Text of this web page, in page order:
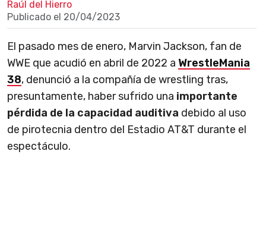
Raúl del Hierro
Publicado el 20/04/2023
El pasado mes de enero, Marvin Jackson, fan de
WWE que acudió en abril de 2022 a WrestleMania
38, denunció a la compañía de wrestling tras,
presuntamente, haber sufrido una importante
pérdida de la capacidad auditiva debido al uso
de pirotecnia dentro del Estadio AT&T durante el
espectáculo.